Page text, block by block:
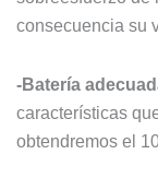
consecuencia su
-Batería
características
obtendremos el